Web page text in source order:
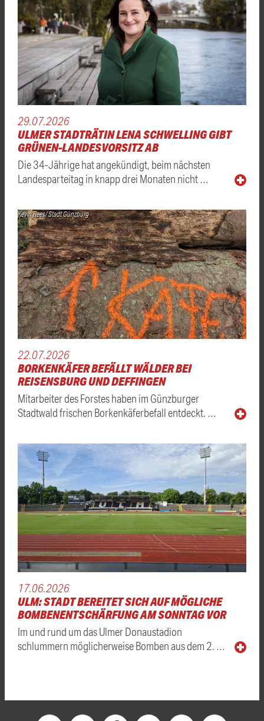
29.07.2026
ULMER STADTRÄTIN LENA SCHWELLING GIBT
GRÜNEN-LANDESVORSITZ AB
Die 34-Jährige hat angekündigt, beim nächsten
Landesparteitag in knapp drei Monaten nicht …
Kevin Rees/ Stadt Günzburg
22.07.2026
BORKENKÄFER BEFÄLLT WÄLDER BEI
REISENSBURG UND DEFFINGEN
Mitarbeiter des Forstes haben im Günzburger
Stadtwald frischen Borkenkäferbefall entdeckt. …
17.06.2026
ULM: STADT BEREITET SICH AUF MÖGLICHE
BOMBENENTSCHÄRFUNG AM SONNTAG VOR
Im und rund um das Ulmer Donaustadion
schlummern möglicherweise Bomben aus dem 2. …